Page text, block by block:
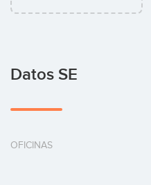
Datos SE
OFICINAS